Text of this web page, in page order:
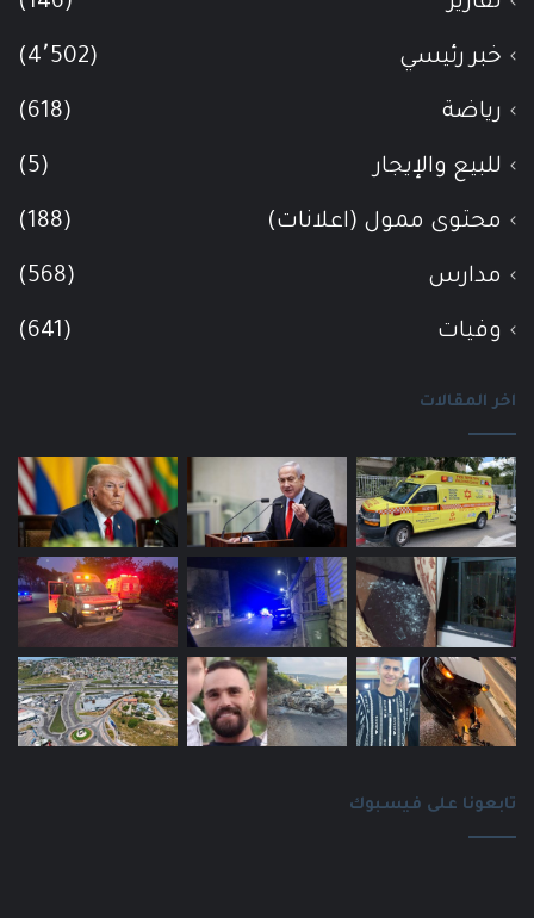
خبر رئيسي (4٬502)
رياضة (618)
للبيع والإيجار (5)
محتوى ممول (اعلانات) (188)
مدارس (568)
وفيات (641)
اخر المقالات
تابعونا على فيسبوك